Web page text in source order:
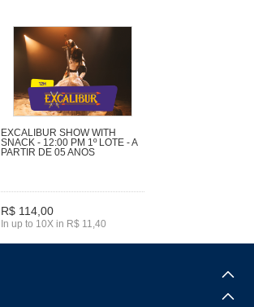
EXCALIBUR SHOW WITH
SNACK - 12:00 PM 1º LOTE - A
PARTIR DE 05 ANOS
R$ 114,00
In up to 10X in R$ 11,40